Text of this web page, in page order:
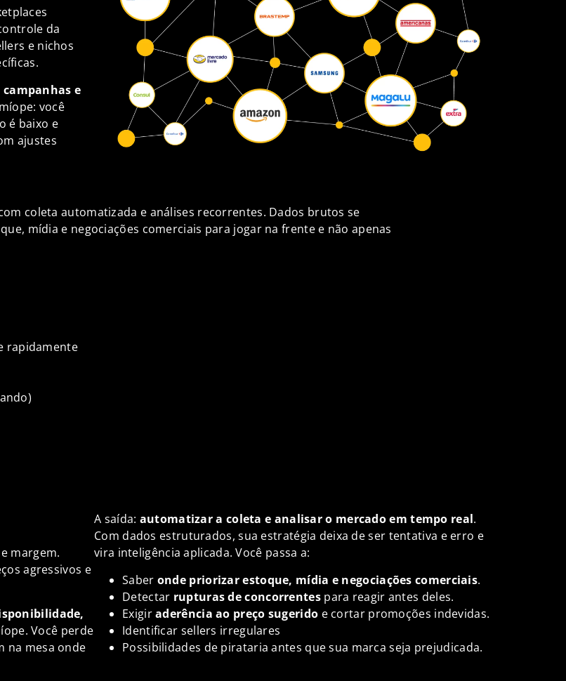
da
e nichos
e
você
é baixo e
ajustes
coleta automatizada e análises recorrentes. Dados brutos se
mídia e negociações comerciais para jogar na frente e não apenas
rapidamente
margem.
agressivos e
Você perde
na mesa onde
A saída: automatizar a coleta e analisar o mercado em tempo real.
Com dados estruturados, sua estratégia deixa de ser tentativa e erro e
vira inteligência aplicada. Você passa a:
Saber onde priorizar estoque, mídia e negociações comerciais.
Detectar rupturas de concorrentespara reagir antes deles.
Exigiraderência ao preço sugerido e cortar promoções indevidas.
Identificar sellers irregulares
Possibilidades de pirataria antes que sua marca seja prejudicada.